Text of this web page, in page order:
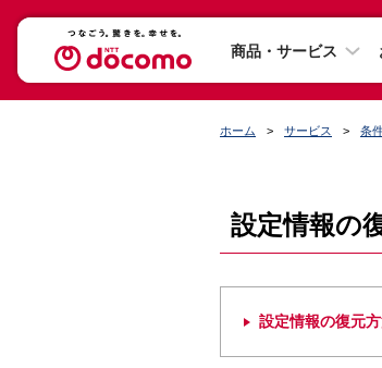
商品・サービス
ホーム サービス 条
設定情報の
設定情報の復元